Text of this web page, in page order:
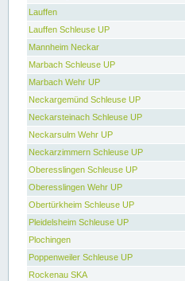
Lauffen
Lauffen Schleuse UP
Mannheim Neckar
Marbach Schleuse UP
Marbach Wehr UP
Neckargemünd Schleuse UP
Neckarsteinach Schleuse UP
Neckarsulm Wehr UP
Neckarzimmern Schleuse UP
Oberesslingen Schleuse UP
Oberesslingen Wehr UP
Obertürkheim Schleuse UP
Pleidelsheim Schleuse UP
Plochingen
Poppenweiler Schleuse UP
Rockenau SKA